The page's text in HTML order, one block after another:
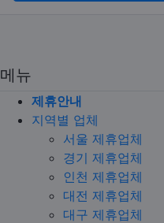
메뉴
제휴안내
지역별 업체
서울 제휴업체
경기 제휴업체
인천 제휴업체
대전 제휴업체
대구 제휴업체